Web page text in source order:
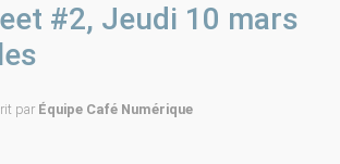
#2, Jeudi 10 mars
par Équipe Café Numérique